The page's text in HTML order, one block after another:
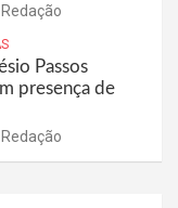
Redação
Passos
presença de
Redação